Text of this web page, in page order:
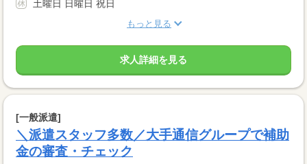
土曜日 日曜日 祝日
もっと見る
求人詳細を見る
[一般派遣]
＼派遣スタッフ多数／大手通信グループで補助
金の審査・チェック